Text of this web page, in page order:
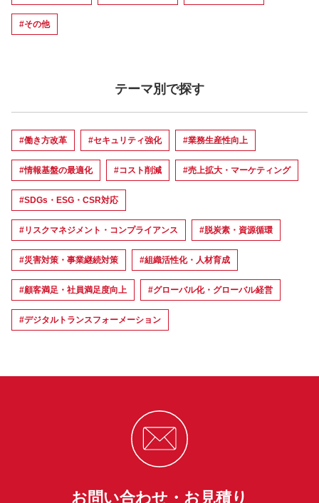
#その他
テーマ別で探す
#働き方改革 #セキュリティ強化 #業務生産性向上
#情報基盤の最適化 #コスト削減 #売上拡大・マーケティング
#SDGs・ESG・CSR対応
#リスクマネジメント・コンプライアンス #脱炭素・資源循環
#災害対策・事業継続対策 #組織活性化・人材育成
#顧客満足・社員満足度向上 #グローバル化・グローバル経営
#デジタルトランスフォーメーション
お問い合わせ・お見積り